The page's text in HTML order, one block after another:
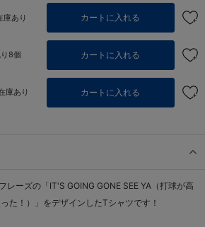
庫あり カートに入れる
8個 カートに入れる
庫あり カートに入れる
レーズの「IT'S GOING GONE SEE YA（打球が高
た！）」をデザインしたTシャツです！